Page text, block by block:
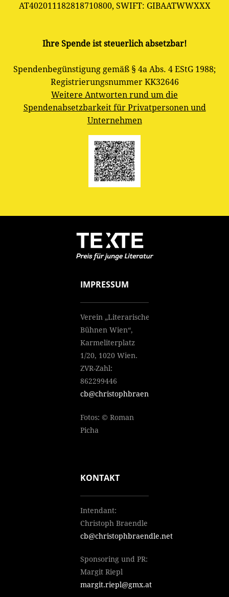
AT402011182818710800, SWIFT: GIBAATWWXXX
Ihre Spende ist steuerlich absetzbar!
Spendenbegünstigung gemäß § 4a Abs. 4 EStG 1988;
Registrierungsnummer KK32646
Weitere Antworten rund um die
Spendenabsetzbarkeit für Privatpersonen und
Unternehmen
IMPRESSUM
Verein „Literarische
Bühnen Wien“,
Karmeliterplatz
1/20, 1020 Wien.
ZVR-Zahl:
862299446
cb@christophbraendle.net
Fotos: © Roman
Picha
KONTAKT
Intendant:
Christoph Braendle
cb@christophbraendle.net
Sponsoring und PR:
Margit Riepl
margit.riepl@gmx.at